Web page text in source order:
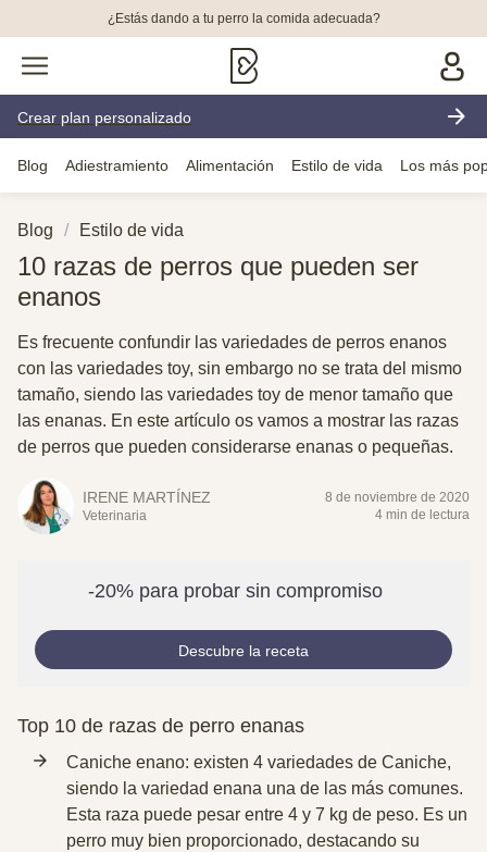
¿Estás dando a tu perro la comida adecuada?
Crear plan personalizado
Blog Adiestramiento Alimentación Estilo de vida Los más
Blog Estilo de vida
10 razas de perros que pueden ser
enanos
Es frecuente confundir las variedades de perros enanos
con las variedades toy, sin embargo no se trata del mismo
tamaño, siendo las variedades toy de menor tamaño que
las enanas. En este artículo os vamos a mostrar las razas
de perros que pueden considerarse enanas o pequeñas.
IRENE MARTÍNEZ
Veterinaria
8 de noviembre de 2020
4 min de lectura
-20% para probar sin compromiso
Descubre la receta
Top 10 de razas de perro enanas
Caniche enano: existen 4 variedades de Caniche,
siendo la variedad enana una de las más comunes.
Esta raza puede pesar entre 4 y 7 kg de peso. Es un
perro muy bien proporcionado, destacando su